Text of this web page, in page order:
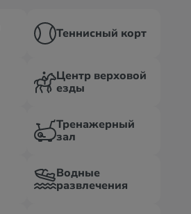
Теннисный корт
Центр верховой
езды
Тренажерный
зал
Водные
развлечения